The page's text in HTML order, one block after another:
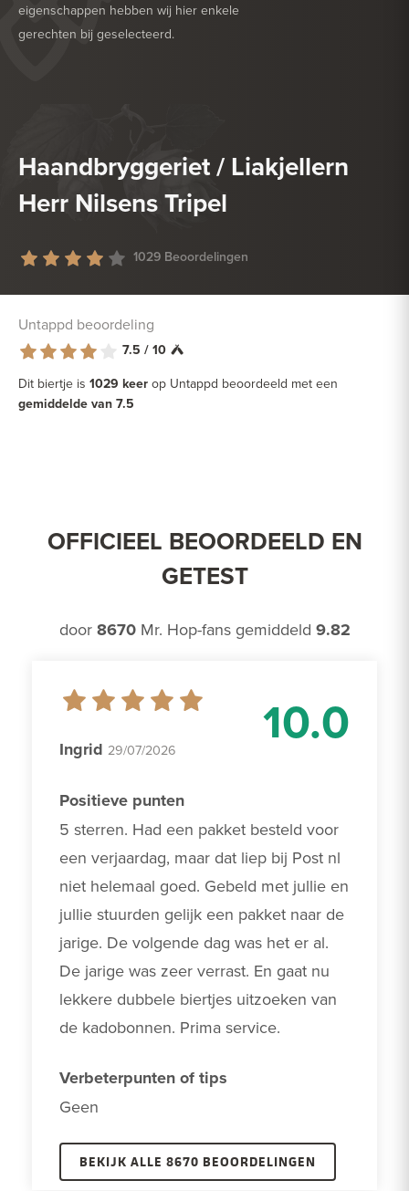
eigenschappen hebben wij hier enkele
gerechten bij geselecteerd.
HEERLIJK BIJ
Haandbryggeriet / Liakjellern
Herr Nilsens Tripel
1029 Beoordelingen
Untappd beoordeling
7.5 / 10
Dit biertje is 1029 keer op Untappd beoordeeld met een
gemiddelde van 7.5
OFFICIEEL BEOORDEELD EN
GETEST
door 8670Mr. Hop-fans gemiddeld 9.82
10.0
Ingrid 29/07/2026
Positieve punten
5 sterren. Had een pakket besteld voor
een verjaardag, maar dat liep bij Post nl
niet helemaal goed. Gebeld met jullie en
jullie stuurden gelijk een pakket naar de
jarige. De volgende dag was het er al.
De jarige was zeer verrast. En gaat nu
lekkere dubbele biertjes uitzoeken van
de kadobonnen. Prima service.
Verbeterpunten of tips
Geen
BEKIJK ALLE 8670 BEOORDELINGEN